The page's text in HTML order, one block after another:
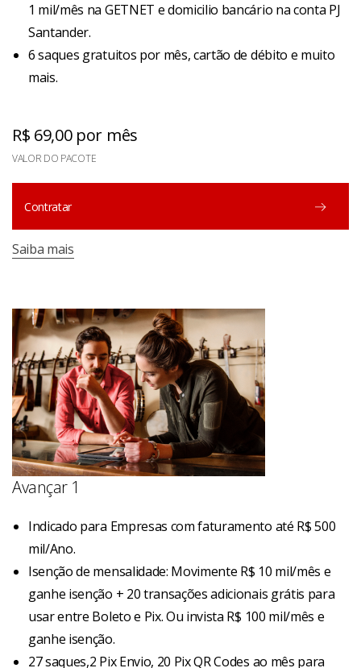
1 mil/mês na GETNET e domicilio bancário na conta PJ
Santander.
6 saques gratuitos por mês, cartão de débito e muito
mais.
R$ 69,00 por mês
VALOR DO PACOTE
Contratar
Saiba mais
Avançar 1
Indicado para Empresas com faturamento até R$ 500
mil/Ano.
Isenção de mensalidade: Movimente R$ 10 mil/mês e
ganhe isenção + 20 transações adicionais grátis para
usar entre Boleto e Pix. Ou invista R$ 100 mil/mês e
ganhe isenção.
27 saques,2 Pix Envio, 20 Pix QR Codes ao mês para